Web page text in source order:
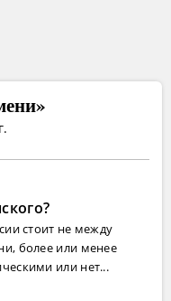
стоит не между
более или менее
или нет...